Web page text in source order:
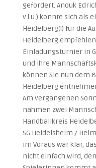
gefordert. Anouk
v.l.u.) konnte sich als
Heidelberg(!) für die
Heidelberg
Einladungsturnier in
und ihre
können Sie nun dem
Heidelberg
Am vergangenen
nahmen zwei
Handballkreis
SG Heidelsheim /
im Voraus war klar,
nicht einfach wird,